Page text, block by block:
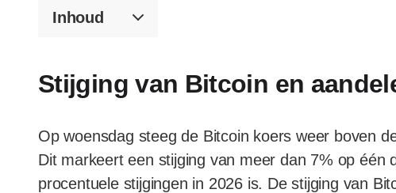
Inhoud
Stijging van Bitcoin en
Op woensdag steeg de Bitcoin koers weer boven
Dit markeert een stijging van meer dan 7% op één
procentuele stijgingen in 2026 is. De stijging van